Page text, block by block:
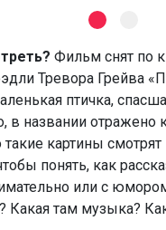
Фильм снят по
Тревора Грейва
птичка,
в названии отражено
картины
понять, как
или с
Какая там музыка?